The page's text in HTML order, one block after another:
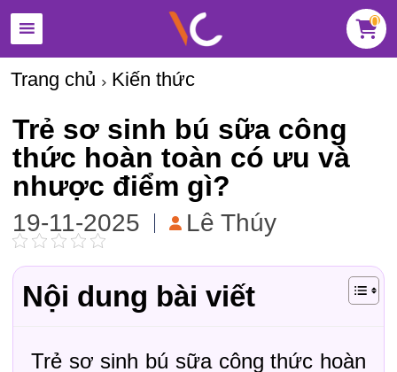
0
Trang chủ Kiến thức
Trẻ sơ sinh bú sữa công
thức hoàn toàn có ưu và
nhược điểm gì?
19-11-2025 Lê Thúy
Nội dung bài viết
Trẻ sơ sinh bú sữa công thức hoàn